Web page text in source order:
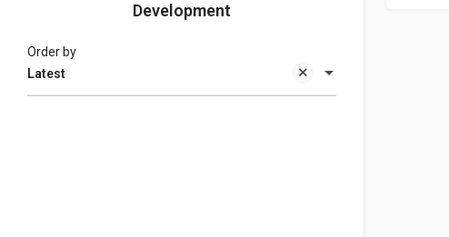
Development
Latest
Order by